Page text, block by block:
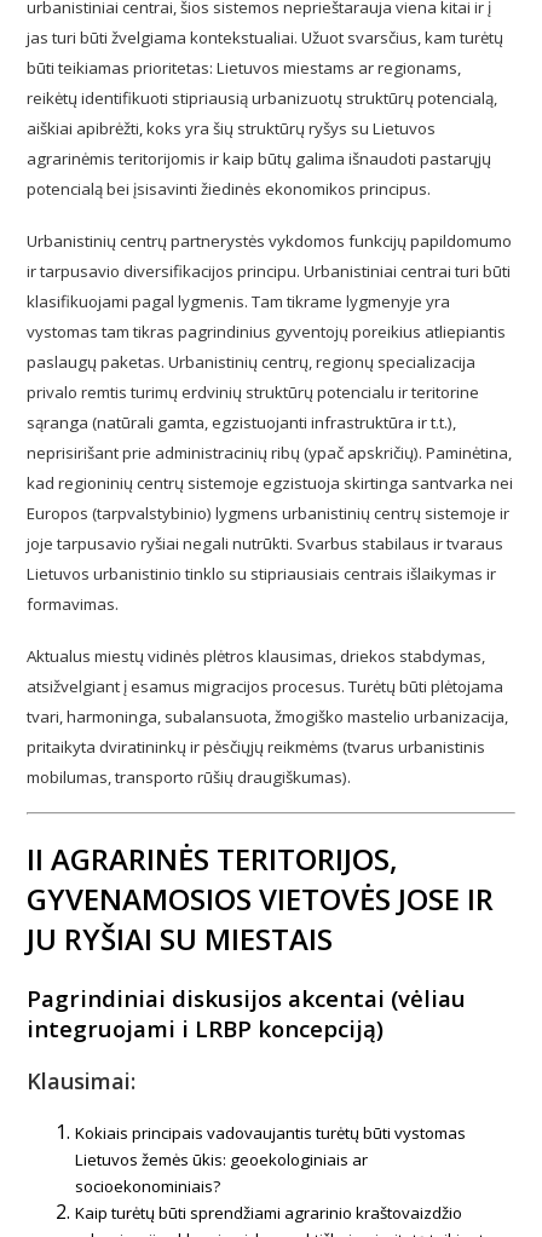
urbanistiniai centrai, šios sistemos neprieštarauja viena kitai ir į
jas turi būti žvelgiama kontekstualiai. Užuot svarsčius, kam turėtų
būti teikiamas prioritetas: Lietuvos miestams ar regionams,
reikėtų identifikuoti stipriausią urbanizuotų struktūrų potencialą,
aiškiai apibrėžti, koks yra šių struktūrų ryšys su Lietuvos
agrarinėmis teritorijomis ir kaip būtų galima išnaudoti pastarųjų
potencialą bei įsisavinti žiedinės ekonomikos principus.
Urbanistinių centrų partnerystės vykdomos funkcijų papildomumo
ir tarpusavio diversifikacijos principu. Urbanistiniai centrai turi būti
klasifikuojami pagal lygmenis. Tam tikrame lygmenyje yra
vystomas tam tikras pagrindinius gyventojų poreikius atliepiantis
paslaugų paketas. Urbanistinių centrų, regionų specializacija
privalo remtis turimų erdvinių struktūrų potencialu ir teritorine
sąranga (natūrali gamta, egzistuojanti infrastruktūra ir t.t.),
neprisirišant prie administracinių ribų (ypač apskričių). Paminėtina,
kad regioninių centrų sistemoje egzistuoja skirtinga santvarka nei
Europos (tarpvalstybinio) lygmens urbanistinių centrų sistemoje ir
joje tarpusavio ryšiai negali nutrūkti. Svarbus stabilaus ir tvaraus
Lietuvos urbanistinio tinklo su stipriausiais centrais išlaikymas ir
formavimas.
Aktualus miestų vidinės plėtros klausimas, driekos stabdymas,
atsižvelgiant į esamus migracijos procesus. Turėtų būti plėtojama
tvari, harmoninga, subalansuota, žmogiško mastelio urbanizacija,
pritaikyta dviratininkų ir pėsčiųjų reikmėms (tvarus urbanistinis
mobilumas, transporto rūšių draugiškumas).
II AGRARINĖS TERITORIJOS,
GYVENAMOSIOS VIETOVĖS JOSE IR
JU RYŠIAI SU MIESTAIS
Pagrindiniai diskusijos akcentai (vėliau
integruojami i LRBP koncepciją)
Klausimai:
Kokiais principais vadovaujantis turėtų būti vystomas
Lietuvos žemės ūkis: geoekologiniais ar
socioekonominiais?
Kaip turėtų būti sprendžiami agrarinio kraštovaizdžio